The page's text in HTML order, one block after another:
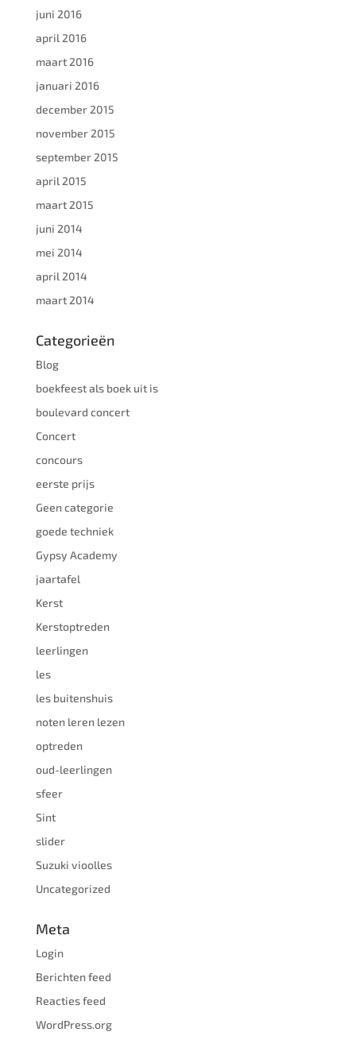
juni 2016
april 2016
maart 2016
januari 2016
december 2015
november 2015
september 2015
april 2015
maart 2015
juni 2014
mei 2014
april 2014
maart 2014
Categorieën
Blog
boekfeest als boek uit is
boulevard concert
Concert
concours
eerste prijs
Geen categorie
goede techniek
Gypsy Academy
jaartafel
Kerst
Kerstoptreden
leerlingen
les
les buitenshuis
noten leren lezen
optreden
oud-leerlingen
sfeer
Sint
slider
Suzuki vioolles
Uncategorized
Meta
Login
Berichten feed
Reacties feed
WordPress.org